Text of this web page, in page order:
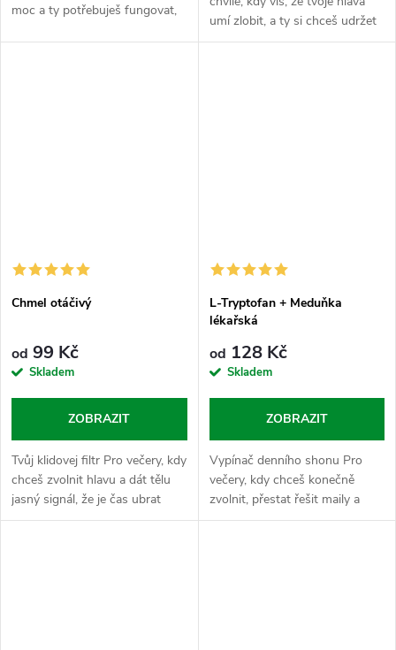
moc a ty potřebuješ fungovat,
umí zlobit, a ty si chceš udržet
svůj klid i pod tlakem.
Chmel otáčivý
od 99 Kč
Skladem
ZOBRAZIT
Tvůj klidovej filtr Pro večery, kdy
chceš zvolnit hlavu a dát tělu
jasný signál, že je čas ubrat
otáčky. Chmel otáčivý je v
L-Tryptofan + Meduňka
lékařská
od 128 Kč
Skladem
ZOBRAZIT
Vypínač denního shonu Pro
večery, kdy chceš konečně
zvolnit, přestat řešit maily a
plynule přejít do klidnější fáze